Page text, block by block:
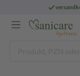
ab 29 € und